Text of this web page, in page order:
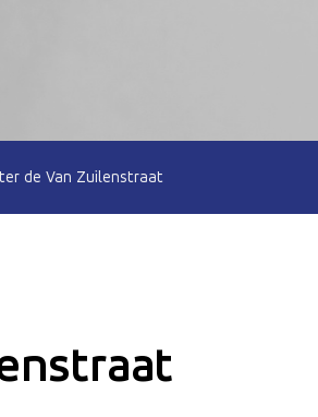
de Van Zuilenstraat